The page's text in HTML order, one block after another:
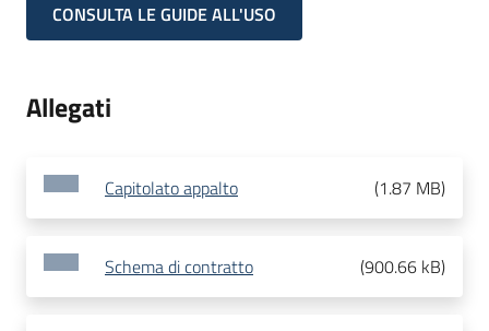
CONSULTA LE GUIDE ALL'USO
Allegati
Capitolato appalto (1.87 MB)
Schema di contratto (900.66 kB)